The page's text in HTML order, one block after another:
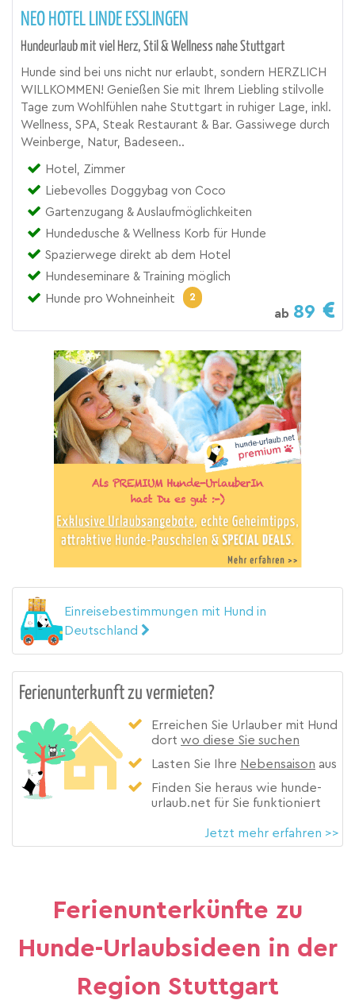
NEO HOTEL LINDE ESSLINGEN
Hundeurlaub mit viel Herz, Stil & Wellness nahe Stuttgart
Hunde sind bei uns nicht nur erlaubt, sondern HERZLICH
WILLKOMMEN! Genießen Sie mit Ihrem Liebling stilvolle
Tage zum Wohlfühlen nahe Stuttgart in ruhiger Lage, inkl.
Wellness, SPA, Steak Restaurant & Bar. Gassiwege durch
Weinberge, Natur, Badeseen..
Hotel, Zimmer
Liebevolles Doggybag von Coco
Gartenzugang & Auslaufmöglichkeiten
Hundedusche & Wellness Korb für Hunde
Spazierwege direkt ab dem Hotel
Hundeseminare & Training möglich
Hunde pro Wohneinheit
2
ab 89
Einreisebestimmungen mit Hund in
Deutschland
Ferienunterkunft zu vermieten?
Erreichen Sie Urlauber mit Hund
dort wo diese Sie suchen
Lasten Sie Ihre Nebensaison aus
Finden Sie heraus wie hunde-
urlaub.net für Sie funktioniert
Jetzt mehr erfahren >>
Ferienunterkünfte zu
Hunde-Urlaubsideen in der
Region Stuttgart